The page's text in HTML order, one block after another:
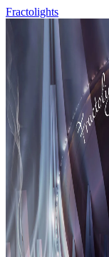
Fractolights